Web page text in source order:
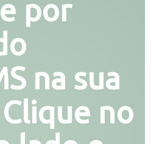
por
na sua
no